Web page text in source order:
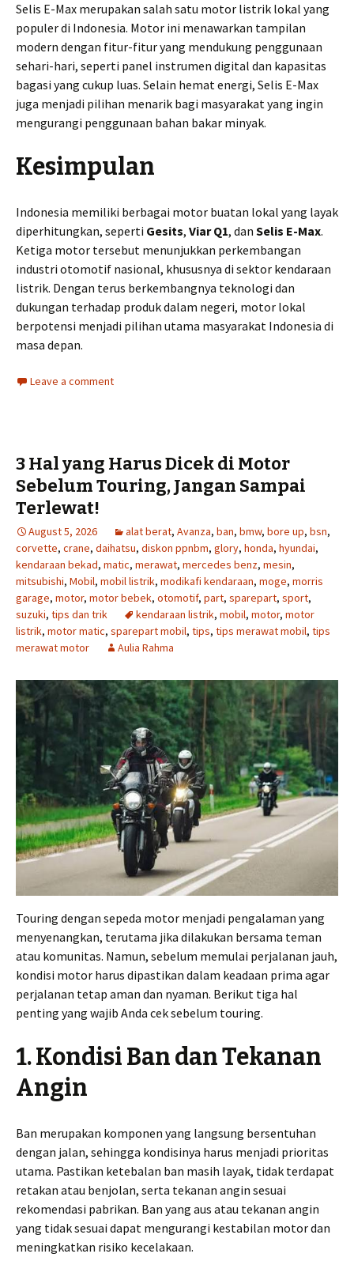
Selis E-Max merupakan salah satu motor listrik lokal yang
populer di Indonesia. Motor ini menawarkan tampilan
modern dengan fitur-fitur yang mendukung penggunaan
sehari-hari, seperti panel instrumen digital dan kapasitas
bagasi yang cukup luas. Selain hemat energi, Selis E-Max
juga menjadi pilihan menarik bagi masyarakat yang ingin
mengurangi penggunaan bahan bakar minyak.
Kesimpulan
Indonesia memiliki berbagai motor buatan lokal yang layak
diperhitungkan, seperti Gesits, Viar Q1, dan Selis E-Max.
Ketiga motor tersebut menunjukkan perkembangan
industri otomotif nasional, khususnya di sektor kendaraan
listrik. Dengan terus berkembangnya teknologi dan
dukungan terhadap produk dalam negeri, motor lokal
berpotensi menjadi pilihan utama masyarakat Indonesia di
masa depan.
Leave a comment
3 Hal yang Harus Dicek di Motor
Sebelum Touring, Jangan Sampai
Terlewat!
August 5, 2026 alat berat, Avanza, ban, bmw, bore up, bsn,
corvette, crane, daihatsu, diskon ppnbm, glory, honda, hyundai,
kendaraan bekad, matic, merawat, mercedes benz, mesin,
mitsubishi, Mobil, mobil listrik, modikafi kendaraan, moge, morris
garage, motor, motor bebek, otomotif, part, sparepart, sport,
suzuki, tips dan trik kendaraan listrik, mobil, motor, motor
listrik, motor matic, sparepart mobil, tips, tips merawat mobil, tips
merawat motor
Aulia Rahma
Touring dengan sepeda motor menjadi pengalaman yang
menyenangkan, terutama jika dilakukan bersama teman
atau komunitas. Namun, sebelum memulai perjalanan jauh,
kondisi motor harus dipastikan dalam keadaan prima agar
perjalanan tetap aman dan nyaman. Berikut tiga hal
penting yang wajib Anda cek sebelum touring.
1. Kondisi Ban dan Tekanan
Angin
Ban merupakan komponen yang langsung bersentuhan
dengan jalan, sehingga kondisinya harus menjadi prioritas
utama. Pastikan ketebalan ban masih layak, tidak terdapat
retakan atau benjolan, serta tekanan angin sesuai
rekomendasi pabrikan. Ban yang aus atau tekanan angin
yang tidak sesuai dapat mengurangi kestabilan motor dan
meningkatkan risiko kecelakaan.